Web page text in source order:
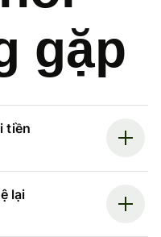
gặp
tiền
lại